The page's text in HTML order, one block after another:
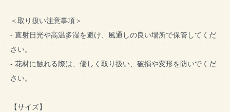
＜取り扱い注意事項＞
- 直射日光や高温多湿を避け、風通しの良い場所で保管してくだ
さい。
- 花材に触れる際は、優しく取り扱い、破損や変形を防いでくだ
さい。
【サイズ】